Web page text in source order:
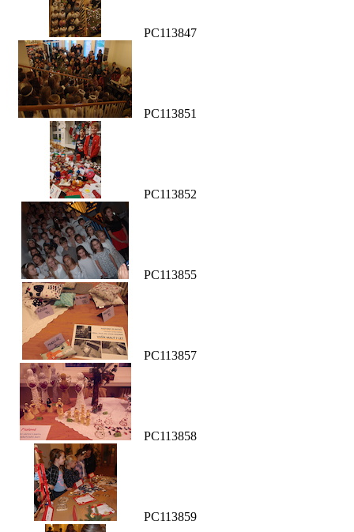
PC113847
PC113851
PC113852
PC113855
PC113857
PC113858
PC113859